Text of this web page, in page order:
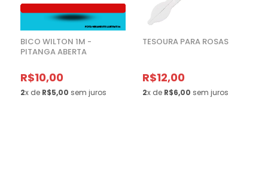
BICO WILTON 1M -
PITANGA ABERTA
R$10,00
2x de R$5,00 sem juros
TESOURA PARA ROSAS
R$12,00
2x de R$6,00 sem juros